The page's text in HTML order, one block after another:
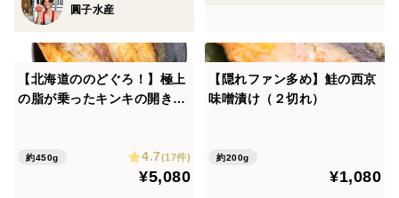
圓子水産
【北海道ののどぐろ！】極上
の脂が乗ったキンキの開き
約450g 4.7(17件)
¥5,080
【隠れファン多め】鮭の西京
味噌漬け（２切れ）
約200g
¥1,080